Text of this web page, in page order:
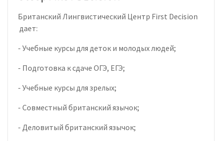
Британский Лингвистический Центр First Decision
дает:
- Учебные курсы для деток и молодых людей;
- Подготовка к сдаче ОГЭ, ЕГЭ;
- Учебные курсы для зрелых;
- Совместный британский язычок;
- Деловитый британский язычок;